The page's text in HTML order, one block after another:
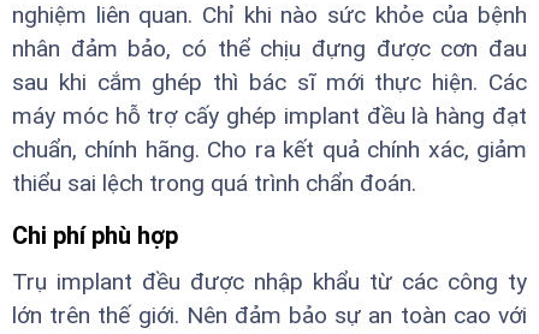
nghiệm liên quan. Chỉ khi nào sức khỏe của bệnh
nhân đảm bảo, có thể chịu đựng được cơn đau
sau khi cắm ghép thì bác sĩ mới thực hiện. Các
máy móc hỗ trợ cấy ghép implant đều là hàng đạt
chuẩn, chính hãng. Cho ra kết quả chính xác, giảm
thiểu sai lệch trong quá trình chẩn đoán.
Chi phí phù hợp
Trụ implant đều được nhập khẩu từ các công ty
lớn trên thế giới. Nên đảm bảo sự an toàn cao với